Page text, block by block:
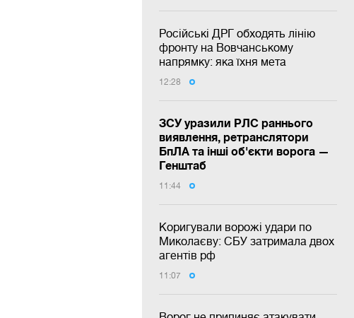
Російські ДРГ обходять лінію
фронту на Вовчанському
напрямку: яка їхня мета
12:28
ЗСУ уразили РЛС раннього
виявлення, ретранслятори
БпЛА та інші об'єкти ворога —
Генштаб
11:44
Коригували ворожі удари по
Миколаєву: СБУ затримала двох
агентів рф
11:07